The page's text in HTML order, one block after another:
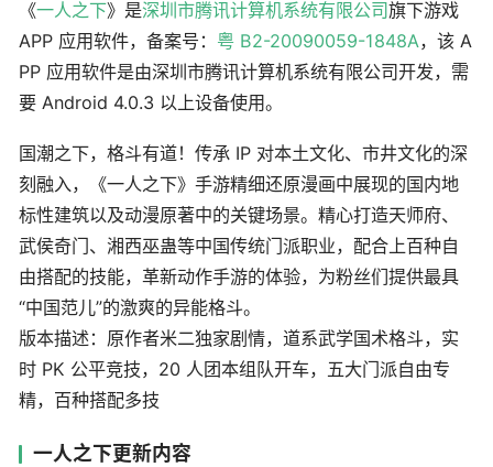
《一人之下》是深圳市腾讯计算机系统有限公司旗下游戏
APP 应用软件，备案号： 粤 B2-20090059-1848A，该 A
PP 应用软件是由深圳市腾讯计算机系统有限公司开发，需
要 Android 4.0.3 以上设备使用。
国潮之下，格斗有道！传承 IP 对本土文化、市井文化的深
刻融入，《一人之下》手游精细还原漫画中展现的国内地
标性建筑以及动漫原著中的关键场景。精心打造天师府、
武侯奇门、湘西巫蛊等中国传统门派职业，配合上百种自
由搭配的技能，革新动作手游的体验，为粉丝们提供最具
“中国范儿”的激爽的异能格斗。
版本描述：原作者米二独家剧情，道系武学国术格斗，实
时 PK 公平竞技，20 人团本组队开车，五大门派自由专
精，百种搭配多技
一人之下更新内容